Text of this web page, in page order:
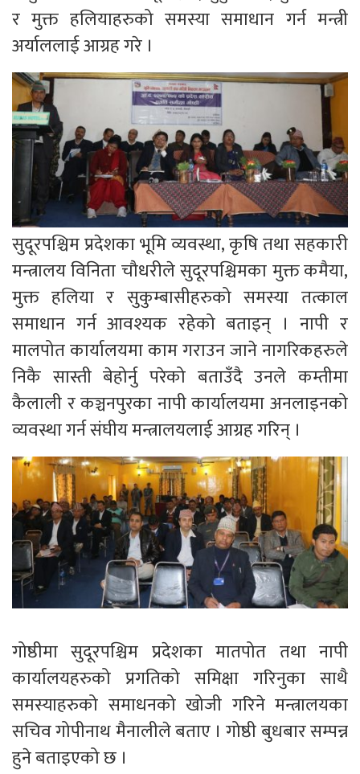
र मुक्त हलियाहरुको समस्या समाधान गर्न मन्त्री
अर्याललाई आग्रह गरे ।
सुदूरपश्चिम प्रदेशका भूमि व्यवस्था, कृषि तथा सहकारी
मन्त्रालय विनिता चौधरीले सुदूरपश्चिमका मुक्त कमैया,
मुक्त हलिया र सुकुम्बासीहरुको समस्या तत्काल
समाधान गर्न आवश्यक रहेको बताइन् । नापी र
मालपोत कार्यालयमा काम गराउन जाने नागरिकहरुले
निकै सास्ती बेहोर्नु परेको बताउँदै उनले कम्तीमा
कैलाली र कञ्चनपुरका नापी कार्यालयमा अनलाइनको
व्यवस्था गर्न संघीय मन्त्रालयलाई आग्रह गरिन् ।
गोष्ठीमा सुदूरपश्चिम प्रदेशका मातपोत तथा नापी
कार्यालयहरुको प्रगतिको समिक्षा गरिनुका साथै
समस्याहरुको समाधनको खोजी गरिने मन्त्रालयका
सचिव गोपीनाथ मैनालीले बताए । गोष्ठी बुधबार सम्पन्न
हुने बताइएको छ ।